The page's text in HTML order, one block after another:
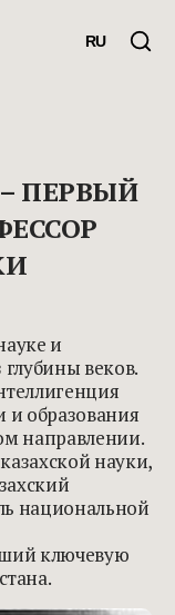
RU
ПЕРВЫЙ
и
глубины веков.
и образования
направлении.
науки,
национальной
ключевую